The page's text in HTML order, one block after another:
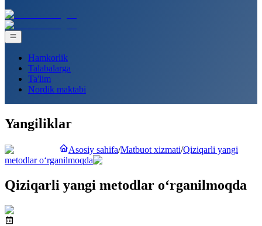
Hamkorlik
Talabalarga
Ta'lim
Nordik maktabi
Yangiliklar
Asosiy sahifa/Matbuot xizmati/Qiziqarli yangi
metodlar o‘rganilmoqda
Qiziqarli yangi metodlar o‘rganilmoqda